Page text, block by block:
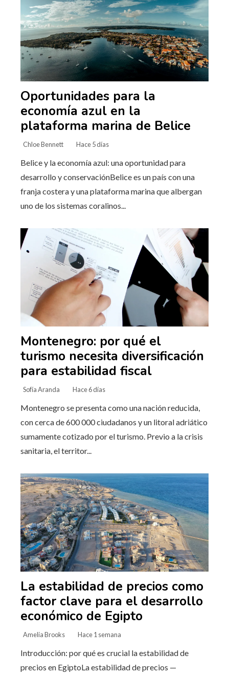
Oportunidades para la
economía azul en la
plataforma marina de Belice
Chloe Bennett Hace 5 días
Belice y la economía azul: una oportunidad para
desarrollo y conservaciónBelice es un país con una
franja costera y una plataforma marina que albergan
uno de los sistemas coralinos...
Montenegro: por qué el
turismo necesita diversificación
para estabilidad fiscal
Sofía Aranda Hace 6 días
Montenegro se presenta como una nación reducida,
con cerca de 600 000 ciudadanos y un litoral adriático
sumamente cotizado por el turismo. Previo a la crisis
sanitaria, el territor...
La estabilidad de precios como
factor clave para el desarrollo
económico de Egipto
Amelia Brooks Hace 1 semana
Introducción: por qué es crucial la estabilidad de
precios en EgiptoLa estabilidad de precios —